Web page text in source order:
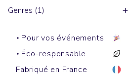
Genres (1)
Pour vos événements
Éco-responsable
Fabriqué en France